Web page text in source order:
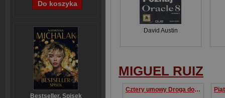
Bestseller. Spisek
David Austin
MIGUEL RUIZ
Cztery umowy Droga do wolności osobistej